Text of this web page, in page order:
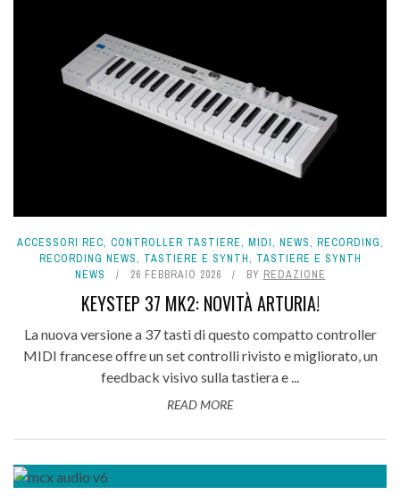
ACCESSORI REC, CONTROLLER TASTIERE, MIDI, NEWS, RECORDING,
RECORDING NEWS, TASTIERE E SYNTH, TASTIERE E SYNTH
NEWS
26 FEBBRAIO 2026 BY REDAZIONE
KEYSTEP 37 MK2: NOVITÀ ARTURIA!
La nuova versione a 37 tasti di questo compatto controller
MIDI francese offre un set controlli rivisto e migliorato, un
feedback visivo sulla tastiera e ...
READ MORE